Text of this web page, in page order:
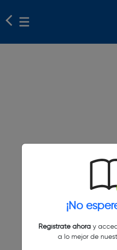
¡No
Regístrate ahoray
a lo mejor de